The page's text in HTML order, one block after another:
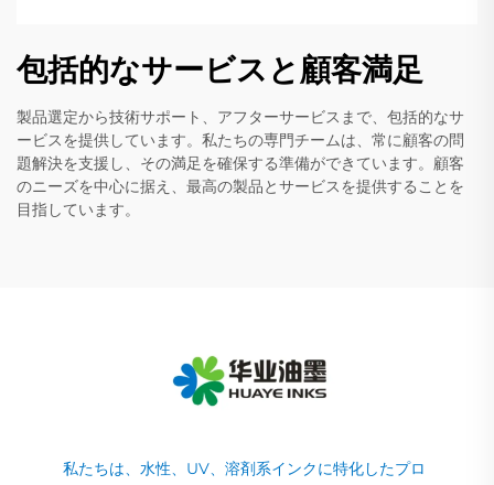
包括的なサービスと顧客満足
製品選定から技術サポート、アフターサービスまで、包括的なサ
ービスを提供しています。私たちの専門チームは、常に顧客の問
題解決を支援し、その満足を確保する準備ができています。顧客
のニーズを中心に据え、最高の製品とサービスを提供することを
目指しています。
私たちは、水性、UV、溶剤系インクに特化したプロ